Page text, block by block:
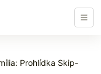
Prohlídka Skip-